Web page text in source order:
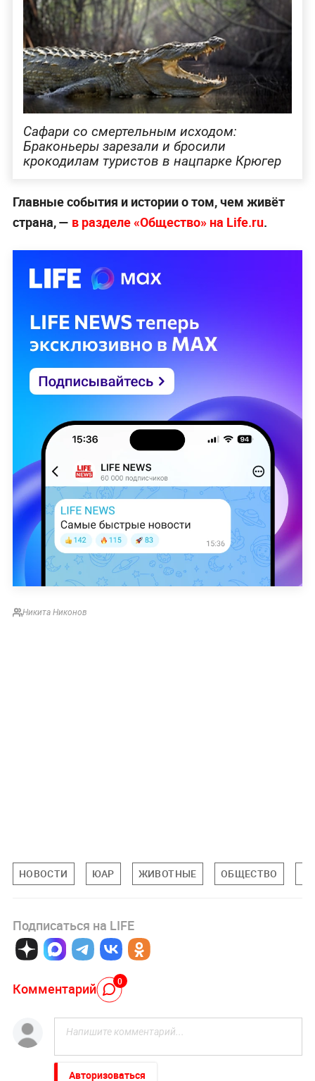
Сафари со смертельным исходом:
Браконьеры зарезали и бросили
крокодилам туристов в нацпарке Крюгер
Главные события и истории о том, чем живёт
страна, — в разделе «Общество» на Life.ru.
Никита Никонов
НОВОСТИ ЮАР ЖИВОТНЫЕ ОБЩЕСТВО
Подписаться на LIFE
Комментарий 0
Авторизоваться